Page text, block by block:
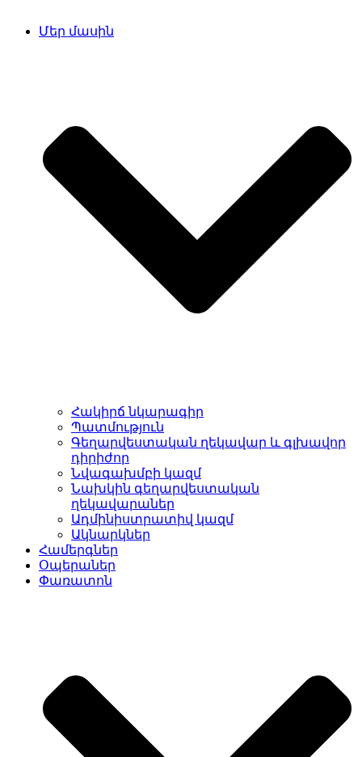
Մեր մասին
Հակիրճ նկարագիր
Պատմություն
Գեղարվեստական ղեկավար և գլխավոր
դիրիժոր
Նվագախմբի կազմ
Նախկին գեղարվեստական
ղեկավարաներ
Ադմինիստրատիվ կազմ
Ակնարկներ
Համերգներ
Օպերաներ
Փառատոն